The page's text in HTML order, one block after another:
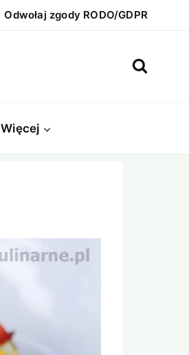
Odwołaj zgody RODO/GDPR
Więcej